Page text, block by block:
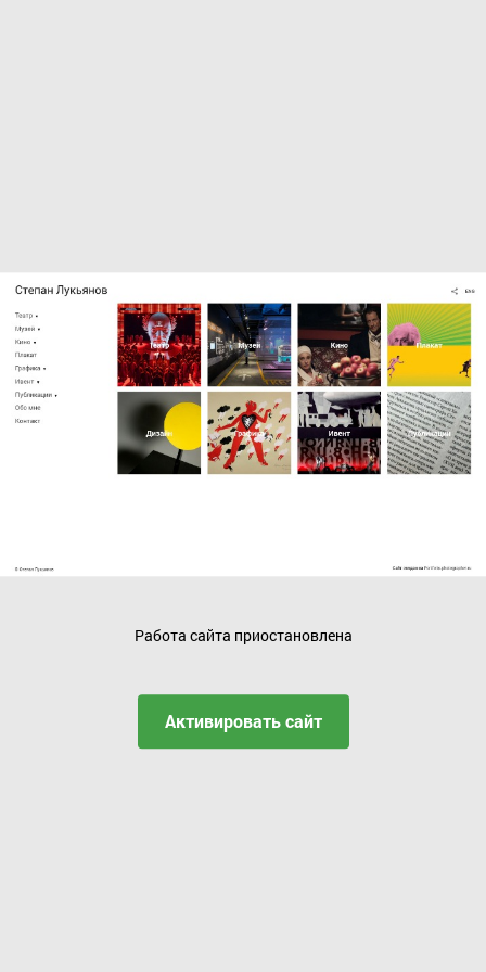
Работа сайта приостановлена
Активировать сайт